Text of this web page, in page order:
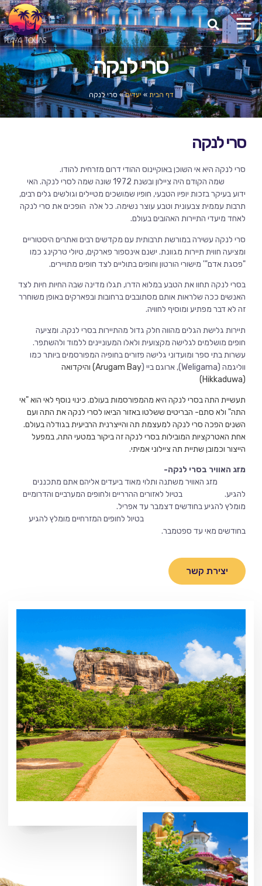
סרי לנקה
דף הבית »יעדים» סרי לנקה
סרי לנקה
סרי לנקה היא אי השוכן באוקיינוס ההודי דרום מזרחית להודו.
שמה הקודם היה ציילון ובשנת 1972 שונה שמה לסרי לנקה. האי
ידוע בעיקר בזכות יופיו הטבעי, חופיו שמושכים מטיילים וגולשים גלים רבים,
תרבות עממית צבעונית וטבע עוצר נשימה. כל אלה הופכים את סרי לנקה
לאחד מיעדי התיירות האהובים בעולם.
סרי לנקה עשירה במורשת תרבותית עם מקדשים רבים ואתרים היסטוריים
ומציעה חווית תיירות מגוונת. ישנם אינספור פארקים, טיולי טרקינג כמו
"פסגת אדם"' מישורי הורטון וחופים בתוליים לצד חופים מתויירים.
בסרי לנקה תחוו את הטבע במלוא הדרו, תגלו מדינה שבה החיות חיות לצד
האנשים ככה שלראות אותם מסתובבים ברחובות ובפארקים באופן משוחרר
זה לא דבר מפתיע ומוסיף לחוויה.
תיירות גלישת הגלים מהווה חלק גדול מהתיירות בסרי לנקה. ומציעה
חופים מושלמים לגלישה מקצועית ולאלו המעוניינים ללמוד ולהשתפר.
עשרות בתי ספר ומועדוני גלישה פזורים בחופיה המפורסמים ביותר כמו
ווליגמה (Weligama), ארוגם ביי (
Arugam Bay) והיקדואה
(
Hikkaduwa)
תעשיית התה בסרי לנקה היא מהמפורסמות בעולם. כינוי נוסף לאי הוא "אי
התה" ולא סתם- הבריטים ששלטו באזור הביאו לסרי לנקה את התה ועם
השנים הפכה סרי לנקה למעצמת תה והייצרנית הרביעית בגודלה בעולם.
אחת האטרקציות המובילות בסרי לנקה זה ביקור במטעי התה, במפעל
הייצור וכמובן שתיית תה ציילוני אמיתי.
מזג האוויר בסרי לנקה-
מזג האוויר משתנה ותלוי מאוד ביעדים אליהם אתם מתכננים
להגיע. בטיול לאזורים ההרריים ולחופים המערביים והדרומיים
מומלץ להגיע בחודשים דצמבר עד אפריל.
בטיול לחופים המזרחיים מומלץ להגיע
בחודשים מאי עד ספטמבר.
יצירת קשר